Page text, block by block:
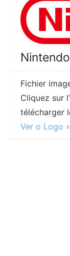
Fichier
Cliquez sur
télécharger
Ver o Logo »